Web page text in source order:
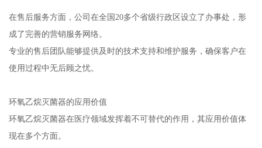
在售后服务方面，公司在全国20多个省级行政区设立了办事处，形
成了完善的营销服务网络。
专业的售后团队能够提供及时的技术支持和维护服务，确保客户在
使用过程中无后顾之忧。
环氧乙烷灭菌器的应用价值
环氧乙烷灭菌器在医疗领域发挥着不可替代的作用，其应用价值体
现在多个方面。